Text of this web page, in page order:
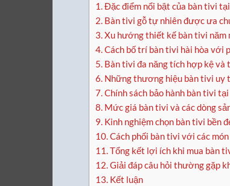
1.Đặc điểm nổi bật của bàn tivi
2. Bàn tivi gỗ tự nhiên được ưa
3.Xu hướng thiết kế bàn tivi năm
4.Cách bố trí bàn tivi hài hòa với
5. Bàn tivi đa năng tích hợp kệ và
6. Những thương hiệu bàn tivi uy
7.Chính sách bảo hành bàn tivi
8. Mức giá bàn tivi và các dòng
9. Kinh nghiệm chọn bàn tivi bền
10.Cách phối bàn tivi với các
11.Tổng kết lợi ích khi mua bàn
12.Giải đáp câu hỏi thường gặp
13. Kết luận